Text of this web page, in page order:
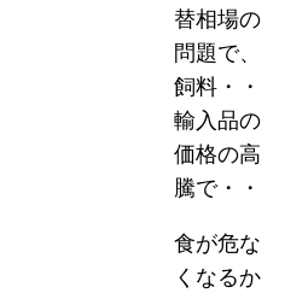
替相場の
問題で、
飼料・・
輸入品の
価格の高
騰で・・
食が危な
くなるか